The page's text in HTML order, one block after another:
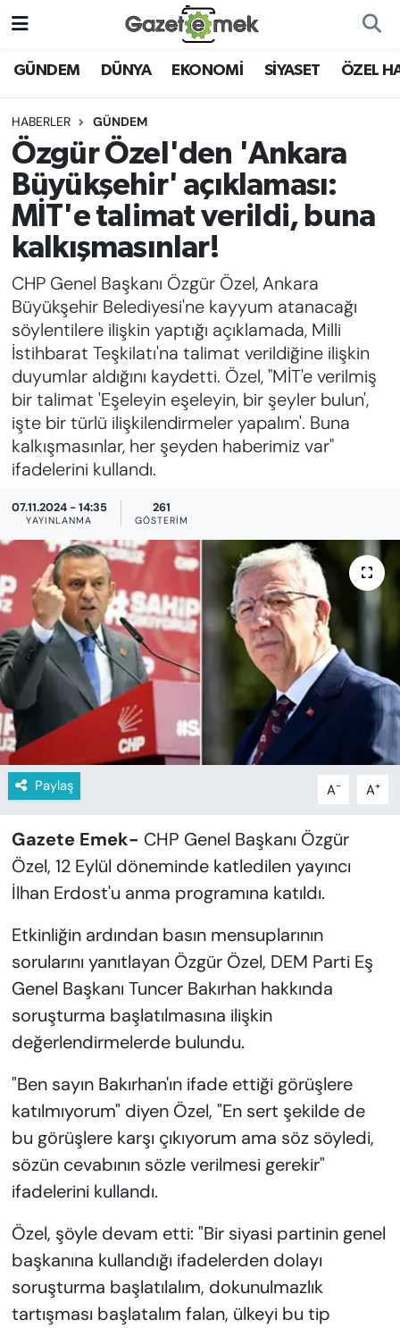
GÜNDEM DÜNYA EKONOMİ SİYASET ÖZEL
HABERLER GÜNDEM
Özgür Özel'den 'Ankara
Büyükşehir' açıklaması:
MİT'e talimat verildi, buna
kalkışmasınlar!
CHP Genel Başkanı Özgür Özel, Ankara
Büyükşehir Belediyesi'ne kayyum atanacağı
söylentilere ilişkin yaptığı açıklamada, Milli
İstihbarat Teşkilatı'na talimat verildiğine ilişkin
duyumlar aldığını kaydetti. Özel, "MİT'e verilmiş
bir talimat 'Eşeleyin eşeleyin, bir şeyler bulun',
işte bir türlü ilişkilendirmeler yapalım'. Buna
kalkışmasınlar, her şeyden haberimiz var"
ifadelerini kullandı.
07.11.2024 - 14:35
YAYINLANMA
261
GÖSTERIM
Paylaş A- A+
Gazete Emek- CHP Genel Başkanı Özgür
Özel, 12 Eylül döneminde katledilen yayıncı
İlhan Erdost'u anma programına katıldı.
Etkinliğin ardından basın mensuplarının
sorularını yanıtlayan Özgür Özel, DEM Parti Eş
Genel Başkanı Tuncer Bakırhan hakkında
soruşturma başlatılmasına ilişkin
değerlendirmelerde bulundu.
"Ben sayın Bakırhan'ın ifade ettiği görüşlere
katılmıyorum" diyen Özel, "En sert şekilde de
bu görüşlere karşı çıkıyorum ama söz söyledi,
sözün cevabının sözle verilmesi gerekir"
ifadelerini kullandı.
Özel, şöyle devam etti: "Bir siyasi partinin genel
başkanına kullandığı ifadelerden dolayı
soruşturma başlatılalım, dokunulmazlık
tartışması başlatalım falan, ülkeyi bu tip
DÜNYA
EKONOMİ
EMEK HABERLERİ
YENİ MEDYADA EMEK
GAZETECİLİĞİNİ GELİŞTİRMEK
FAYDALI BİLGİLER
GÜNDEM
EĞİTİM
KADIN
SAĞLIK
SPOR
KÜLTÜR-SANAT
MAGAZİN
ÖZEL HABER
YAZAR KÖŞESİ
SİYASET
VAN VE DİYARBAKIR HABERLERİ
Nöbetçi Eczaneler
Hava Durumu
İstanbul Namaz Vakitleri
Trafik Durumu
Süper Lig Puan Durumu ve Fikstür
Tüm Manşetler
Son Dakika Haberleri
Haber Arşivi